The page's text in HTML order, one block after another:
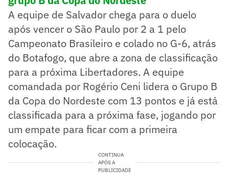
A equipe de Salvador chega para o duelo
após vencer o São Paulo por 2 a 1 pelo
Campeonato Brasileiro e colado no G-6, atrás
do Botafogo, que abre a zona de classificação
para a próxima Libertadores. A equipe
comandada por Rogério Ceni lidera o Grupo B
da Copa do Nordeste com 13 pontos e já está
classificada para a próxima fase, jogando por
um empate para ficar com a primeira
colocação.
CONTINUA
APÓS A
PUBLICIDADE